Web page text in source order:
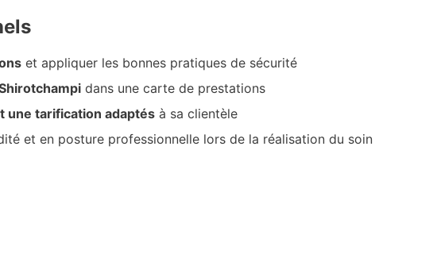
et appliquer les bonnes pratiques de sécurité
dans une carte de prestations
une tarification adaptés à sa clientèle
et en posture professionnelle lors de la réalisation du soin